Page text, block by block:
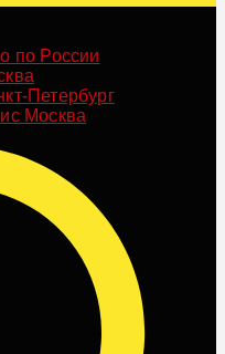
по России
Петербург
Москва